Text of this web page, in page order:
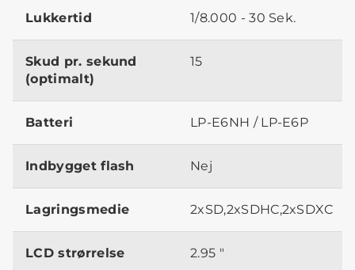
Lukkertid 1/8.000 - 30 Sek.
Skud pr. sekund
(optimalt)
15
Batteri LP-E6NH / LP-E6P
Indbygget flash Nej
Lagringsmedie 2xSD,2xSDHC,2xSDXC
LCD strørrelse 2.95 "